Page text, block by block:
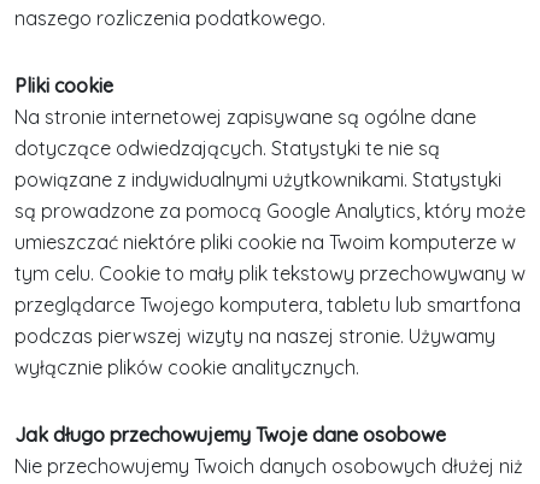
naszego rozliczenia podatkowego.
Pliki cookie
Na stronie internetowej zapisywane są ogólne dane
dotyczące odwiedzających. Statystyki te nie są
powiązane z indywidualnymi użytkownikami. Statystyki
są prowadzone za pomocą Google Analytics, który może
umieszczać niektóre pliki cookie na Twoim komputerze w
tym celu. Cookie to mały plik tekstowy przechowywany w
przeglądarce Twojego komputera, tabletu lub smartfona
podczas pierwszej wizyty na naszej stronie. Używamy
wyłącznie plików cookie analitycznych.
Jak długo przechowujemy Twoje dane osobowe
Nie przechowujemy Twoich danych osobowych dłużej niż